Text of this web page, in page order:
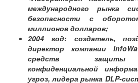
международного рынка
безопасности с
миллионов долларов;
2004 год: создатель,
директор компании
средств защиты
конфиденциальной
угроз, лидера рынка DLP-